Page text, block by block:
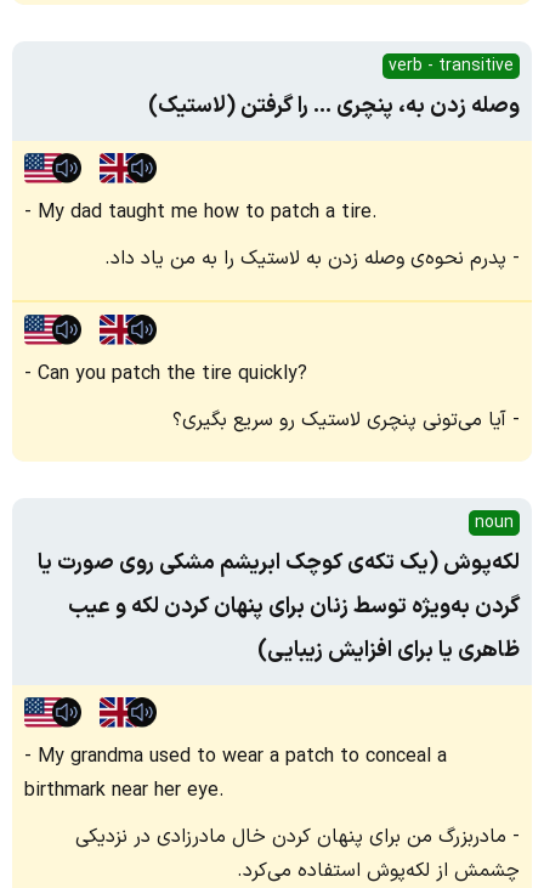
verb - transitive
وصله زدن به، پنچری ... را گرفتن (لاستیک)
My dad taught me how to patch a tire.
پدرم نحوه‌ی وصله زدن به لاستیک را به من یاد داد.
Can you patch the tire quickly?
آیا می‌تونی پنچری لاستیک رو سریع بگیری؟
noun
لکه‌پوش (یک تکه‌ی کوچک ابریشم مشکی روی صورت یا
گردن به‌ویژه توسط زنان برای پنهان کردن لکه و عیب
ظاهری یا برای افزایش زیبایی)
My grandma used to wear a patch to conceal a
birthmark near her eye.
مادربزرگ من برای پنهان کردن خال مادرزادی در نزدیکی
چشمش از لکه‌پوش استفاده می‌کرد.